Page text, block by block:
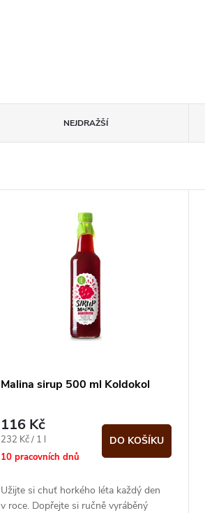
NEJDRAŽŠÍ
Malina sirup 500 ml Koldokol
116 Kč
Měrná
cena:
232 Kč / 1 l
10 pracovních dnů
DO KOŠÍKU
Užijte si chuť horkého léta každý den
v roce. Dopřejte si ručně vyráběný